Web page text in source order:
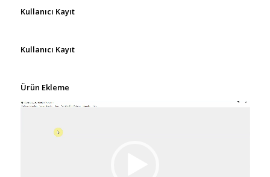
Kullanıcı Kayıt
Kullanıcı Kayıt
Ürün Ekleme